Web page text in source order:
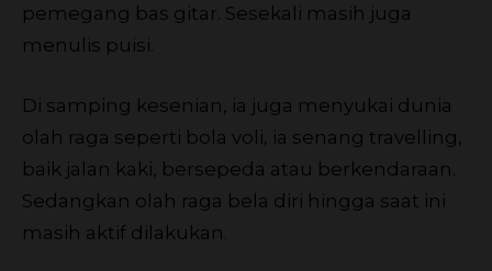
pemegang bas gitar. Sesekali masih juga
menulis puisi.
Di samping kesenian, ia juga menyukai dunia
olah raga seperti bola voli, ia senang travelling,
baik jalan kaki, bersepeda atau berkendaraan.
Sedangkan olah raga bela diri hingga saat ini
masih aktif dilakukan.